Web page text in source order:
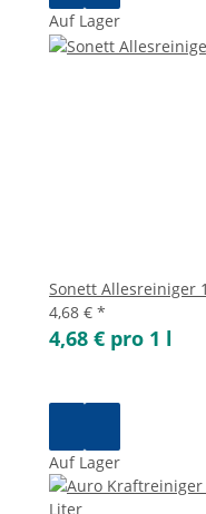
Auf Lager
Sonett Allesreiniger
4,68 € *
4,68 € pro 1 l
Auf Lager